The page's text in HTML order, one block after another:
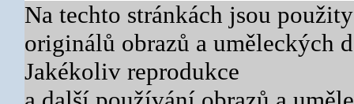
Na techto stránkách jsou
originálů obrazů a uměleckých
Jakékoliv reprodukce